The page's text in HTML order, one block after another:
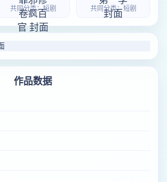
共同分类：短剧 共同分类：短剧
作品数据